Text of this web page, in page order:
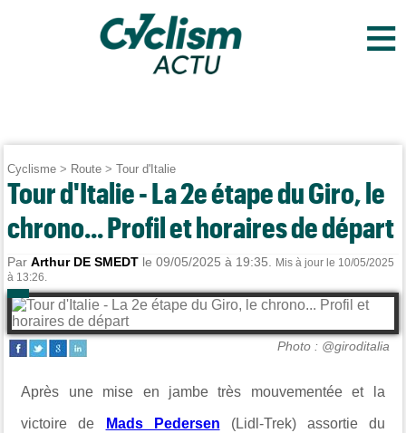
≡
Cyclisme > Route >Tour d'Italie
Tour d'Italie - La 2e étape du Giro, le
chrono... Profil et horaires de départ
ParArthur DE SMEDT le 09/05/2025 à 19:35.
Mis à jour le 10/05/2025
à 13:26.
Photo : @giroditalia
Après une mise en jambe très mouvementée et la
victoire de Mads Pedersen (Lidl-Trek) assortie du